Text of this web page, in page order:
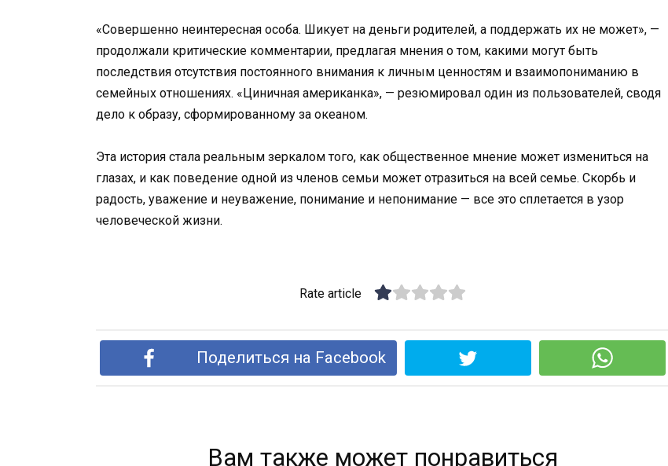
«Совершенно неинтересная особа. Шикует на деньги родителей, а поддержать их не может», —
продолжали критические комментарии, предлагая мнения о том, какими могут быть
последствия отсутствия постоянного внимания к личным ценностям и взаимопониманию в
семейных отношениях. «Циничная американка», — резюмировал один из пользователей, сводя
дело к образу, сформированному за океаном.
Эта история стала реальным зеркалом того, как общественное мнение может измениться на
глазах, и как поведение одной из членов семьи может отразиться на всей семье. Скорбь и
радость, уважение и неуважение, понимание и непонимание — все это сплетается в узор
человеческой жизни.
Rate article
Поделиться на Facebook
Вам также может понравиться